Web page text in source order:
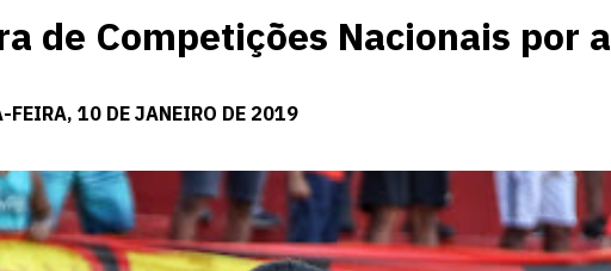
de Competições Nacionais por
FEIRA, 10 DE JANEIRO DE 2019